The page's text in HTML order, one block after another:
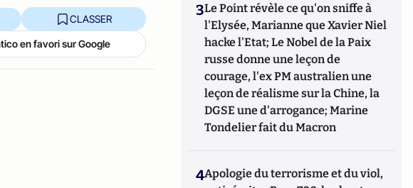
CLASSER
en favori sur Google
3Le Point révèle ce qu'on sniffe à
l'Elysée, Marianne que Xavier Niel
hacke l'Etat; Le Nobel de la Paix
russe donne une leçon de
courage, l'ex PM australien une
leçon de réalisme sur la Chine, la
DGSE une d'arrogance; Marine
Tondelier fait du Macron
4Apologie du terrorisme et du viol,